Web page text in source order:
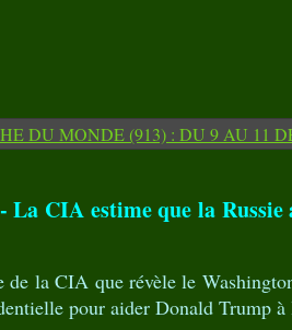
La CIA estime que la
de la CIA que révèle le
pour aider Donald Trump à